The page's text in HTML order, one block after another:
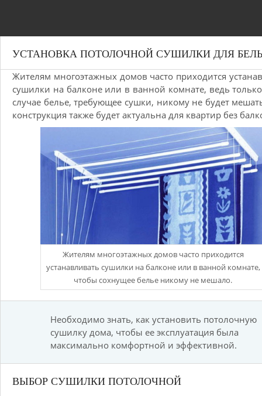
УСТАНОВКА ПОТОЛОЧНОЙ СУШИЛКИ ДЛЯ
Жителям многоэтажных домов часто приходится
сушилки на балконе или в ванной комнате, ведь
случае белье, требующее сушки, никому не будет
конструкция также будет актуальна для квартир без
Жителям многоэтажных домов часто приходится
устанавливать сушилки на балконе или в ванной комнате,
чтобы сохнущее белье никому не мешало.
Необходимо знать, как установить потолочную
сушилку дома, чтобы ее эксплуатация была
максимально комфортной и эффективной.
ВЫБОР СУШИЛКИ ПОТОЛОЧНОЙ